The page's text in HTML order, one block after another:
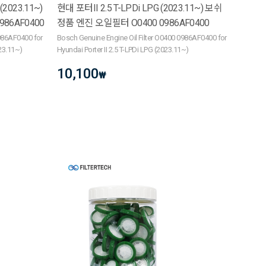
for
현대 포터II 2.5 T-LPDi LPG (2023.11~) 보쉬
정품 엔진 오일필터 O0400 0986AF0400
Bosch Genuine Engine Oil Filter O0400 0986AF0400 for
Hyundai Porter II 2.5 T-LPDi LPG (2023.11~)
10,100₩